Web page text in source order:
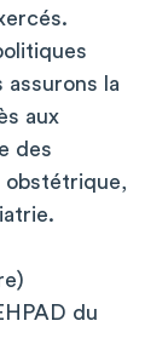
assurons la
aux
des
obstétrique,
du